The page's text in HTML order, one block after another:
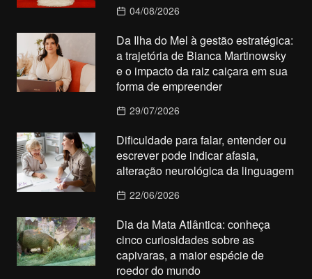
04/08/2026
Da Ilha do Mel à gestão estratégica:
a trajetória de Bianca Martinowsky
e o impacto da raiz caiçara em sua
forma de empreender
29/07/2026
Dificuldade para falar, entender ou
escrever pode indicar afasia,
alteração neurológica da linguagem
22/06/2026
Dia da Mata Atlântica: conheça
cinco curiosidades sobre as
capivaras, a maior espécie de
roedor do mundo